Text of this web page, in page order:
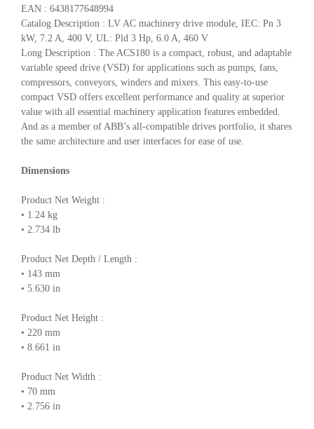
EAN : 6438177648994
Catalog Description : LV AC machinery drive module, IEC: Pn 3
kW, 7.2 A, 400 V, UL: Pld 3 Hp, 6.0 A, 460 V
Long Description : The ACS180 is a compact, robust, and adaptable
variable speed drive (VSD) for applications such as pumps, fans,
compressors, conveyors, winders and mixers. This easy-to-use
compact VSD offers excellent performance and quality at superior
value with all essential machinery application features embedded.
And as a member of ABB’s all-compatible drives portfolio, it shares
the same architecture and user interfaces for ease of use.
Dimensions
Product Net Weight :
• 1.24 kg
• 2.734 lb
Product Net Depth / Length :
• 143 mm
• 5.630 in
Product Net Height :
• 220 mm
• 8.661 in
Product Net Width :
• 70 mm
• 2.756 in